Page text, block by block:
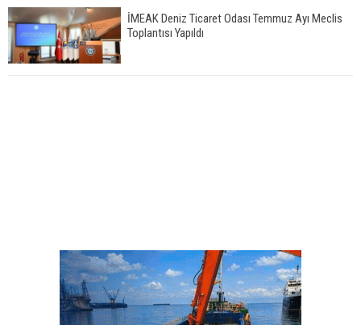
İMEAK Deniz Ticaret Odası Temmuz Ayı Meclis
Toplantısı Yapıldı